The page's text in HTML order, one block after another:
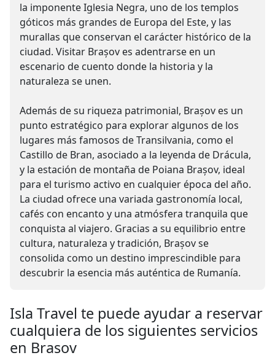
la imponente Iglesia Negra, uno de los templos
góticos más grandes de Europa del Este, y las
murallas que conservan el carácter histórico de la
ciudad. Visitar Brașov es adentrarse en un
escenario de cuento donde la historia y la
naturaleza se unen.
Además de su riqueza patrimonial, Brașov es un
punto estratégico para explorar algunos de los
lugares más famosos de Transilvania, como el
Castillo de Bran, asociado a la leyenda de Drácula,
y la estación de montaña de Poiana Brașov, ideal
para el turismo activo en cualquier época del año.
La ciudad ofrece una variada gastronomía local,
cafés con encanto y una atmósfera tranquila que
conquista al viajero. Gracias a su equilibrio entre
cultura, naturaleza y tradición, Brașov se
consolida como un destino imprescindible para
descubrir la esencia más auténtica de Rumanía.
Isla Travel te puede ayudar a reservar
cualquiera de los siguientes servicios
en Brasov